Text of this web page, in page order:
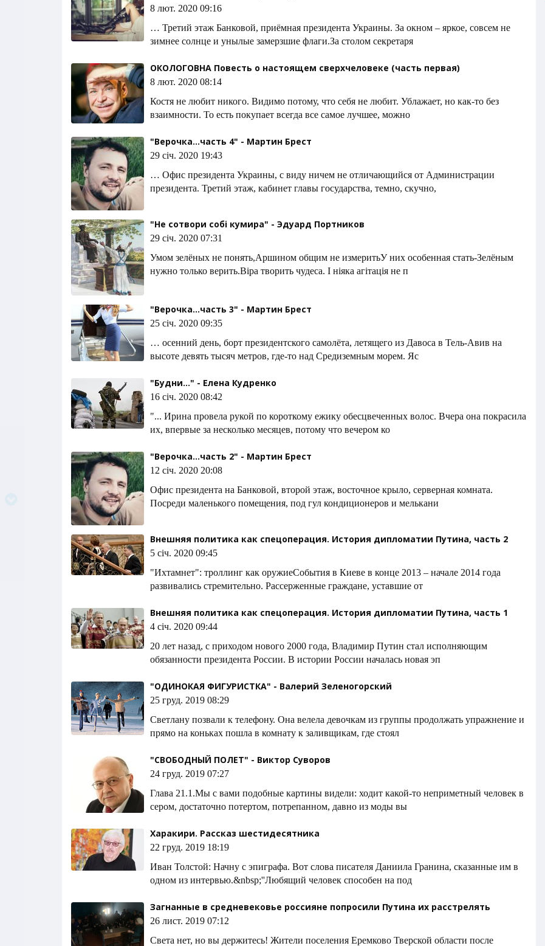
8 лют. 2020 09:16
… Третий этаж Банковой, приёмная президента Украины. За окном – яркое, совсем не
зимнее солнце и унылые замерзшие флаги.За столом секретаря
ОКОЛОГОВНА Повесть о настоящем сверхчеловеке (часть первая)
8 лют. 2020 08:14
Костя не любит никого. Видимо потому, что себя не любит. Ублажает, но как-то без
взаимности. То есть покупает всегда все самое лучшее, можно
"Верочка...часть 4" - Мартин Брест
29 січ. 2020 19:43
… Офис президента Украины, с виду ничем не отличающийся от Администрации
президента. Третий этаж, кабинет главы государства, темно, скучно,
"Не сотвори собі кумира" - Эдуард Портников
29 січ. 2020 07:31
Умом зелёных не понять,Аршином общим не измеритьУ них особенная стать-Зелёным
нужно только верить.Віра творить чудеса. І ніяка агітація не п
"Верочка...часть 3" - Мартин Брест
25 січ. 2020 09:35
… осенний день, борт президентского самолёта, летящего из Давоса в Тель-Авив на
высоте девять тысяч метров, где-то над Средиземным морем. Яс
"Будни..." - Елена Кудренко
16 січ. 2020 08:42
"... Ирина провела рукой по короткому ежику обесцвеченных волос. Вчера она покрасила
их, впервые за несколько месяцев, потому что вечером ко
"Верочка...часть 2" - Мартин Брест
12 січ. 2020 20:08
Офис президента на Банковой, второй этаж, восточное крыло, серверная комната.
Посреди маленького помещения, под гул кондиционеров и мелькани
Внешняя политика как спецоперация. История дипломатии Путина, часть 2
5 січ. 2020 09:45
"Ихтамнет": троллинг как оружиеСобытия в Киеве в конце 2013 – начале 2014 года
развивались стремительно. Рассерженные граждане, уставшие от
Внешняя политика как спецоперация. История дипломатии Путина, часть 1
4 січ. 2020 09:44
20 лет назад, с приходом нового 2000 года, Владимир Путин стал исполняющим
обязанности президента России. В истории России началась новая эп
"ОДИНОКАЯ ФИГУРИСТКА" - Валерий Зеленогорский
25 груд. 2019 08:29
Светлану позвали к телефону. Она велела девочкам из группы продолжать упражнение и
прямо на коньках пошла в комнату к заливщикам, где стоял
"СВОБОДНЫЙ ПОЛЕТ" - Виктор Суворов
24 груд. 2019 07:27
Глава 21.1.Мы с вами подобные картины видели: ходит какой-то неприметный человек в
сером, достаточно потертом, потрепанном, давно из моды вы
Харакири. Рассказ шестидесятника
22 груд. 2019 18:19
Иван Толстой: Начну с эпиграфа. Вот слова писателя Даниила Гранина, сказанные им в
одном из интервью.&nbsp;''Любящий человек способен на под
Загнанные в средневековье россияне попросили Путина их расстрелять
26 лист. 2019 07:12
Света нет, но вы держитесь! Жители поселения Еремково Тверской области после